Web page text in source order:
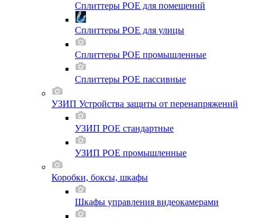
Сплиттеры POE для помещений
Сплиттеры POE для улицы
Сплиттеры POE промышленные
Сплиттеры POE пассивные
УЗИП Устройства защиты от перенапряжений
УЗИП POE стандартные
УЗИП POE промышленные
Коробки, боксы, шкафы
Шкафы управления видеокамерами